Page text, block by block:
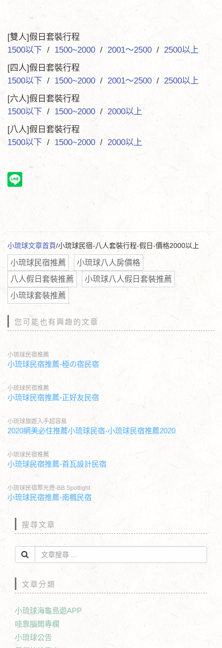
[雙人]假日套裝行程
1500以下 / 1500~2000 / 2001～2500 / 2500以上
[四人]假日套裝行程
1500以下 / 1500~2000 / 2001～2500 / 2500以上
[六人]假日套裝行程
1500以下 / 1500~2000 / 2000以上
[八人]假日套裝行程
1500以下 / 1500~2000 / 2000以上
小琉球文章首頁/小琉球民宿-八人套裝行程-假日-價格2000以上
小琉球民宿推薦
小琉球八人房價格
八人假日套裝推薦
小琉球八人假日套裝推薦
小琉球套裝推薦
您可能也有興趣的文章
小琉球民宿推薦
小琉球民宿推薦-極の宿民宿
小琉球民宿推薦
小琉球民宿推薦-正好友民宿
小琉球旅遊入手超容易
2020網美必住推薦小琉球民宿-小琉球民宿推薦2020
小琉球民宿推薦
小琉球民宿推薦-首瓦設計民宿
小琉球民宿聚光燈-BB Spotlight
小琉球民宿推薦-南楓民宿
搜尋文章
文章分類
小琉球海龜島遊APP
哇靠腦闆專欄
小琉球公告